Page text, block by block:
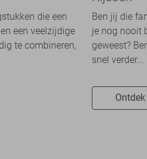
die een
een veelzijdige
te combineren,
Ben jij die
je nog nooit
geweest?
snel verder...